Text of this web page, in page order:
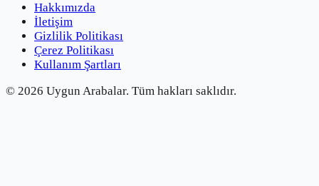
Hakkımızda
İletişim
Gizlilik Politikası
Çerez Politikası
Kullanım Şartları
© 2026 Uygun Arabalar. Tüm hakları saklıdır.